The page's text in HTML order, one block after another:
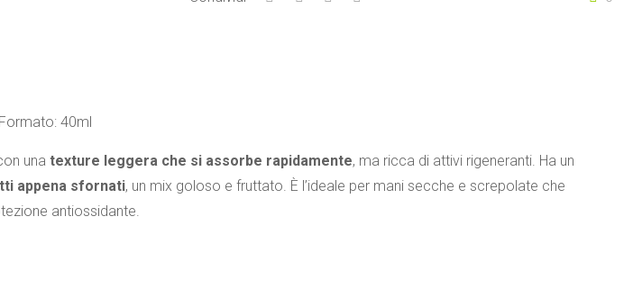
40ml
una texture leggera che si assorbe rapidamente, ma ricca di attivi rigeneranti. Ha un
appena sfornati, un mix goloso e fruttato. È l’ideale per mani secche e screpolate che
antiossidante.